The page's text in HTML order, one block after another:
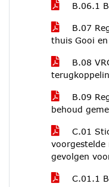
B.06.1
B.07
thuis Gooi
B.08
B.09
behoud
C.01
voorgestelde
gevolgen
C.01.1